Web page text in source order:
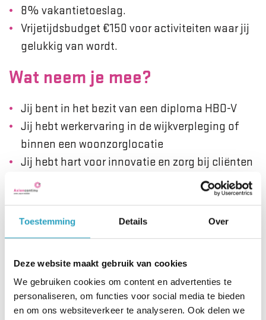
Toestemming Details Over
Deze website maakt gebruik van cookies
We gebruiken cookies om content en advertenties te
personaliseren, om functies voor social media te bieden
en om ons websiteverkeer te analyseren. Ook delen we
8% vakantietoeslag.
Vrijetijdsbudget €150 voor activiteiten waar jij
gelukkig van wordt.
Wat neem je mee?
Jij bent in het bezit van een diploma HBO-V
Jij hebt werkervaring in de wijkverpleging of
binnen een woonzorglocatie
Jij hebt hart voor innovatie en zorg bij cliënten
thuis.
Werken als
wijkverpleegkundige bij
AxionContinu
Zet jouw talenten in als Wijkverpleegkundige op
de plek waar het er écht toe doet: versterk